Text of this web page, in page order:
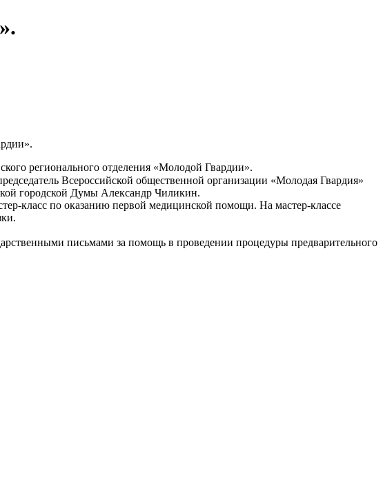
регионального отделения «Молодой Гвардии».
Всероссийской общественной организации «Молодая Гвардия»
городской Думы Александр Чиликин.
класс по оказанию первой медицинской помощи. На мастер-классе
письмами за помощь в проведении процедуры предварительного